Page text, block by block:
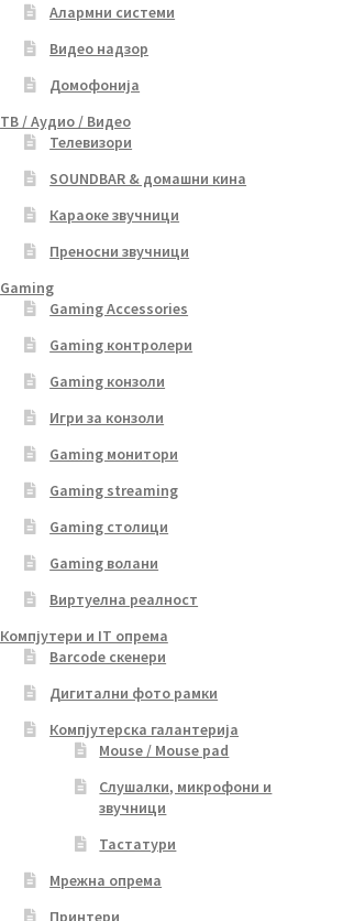
Алармни системи
Видео надзор
Домофонија
ТВ / Аудио / Видео
Телевизори
SOUNDBAR & домашни кина
Караоке звучници
Преносни звучници
Gaming
Gaming Accessories
Gaming контролери
Gaming конзоли
Игри за конзоли
Gaming монитори
Gaming streaming
Gaming столици
Gaming волани
Виртуелна реалност
Компјутери и IT опрема
Barcode скенери
Дигитални фото рамки
Компјутерска галантерија
Mouse / Mouse pad
Слушалки, микрофони и
звучници
Тастатури
Мрежна опрема
Принтери